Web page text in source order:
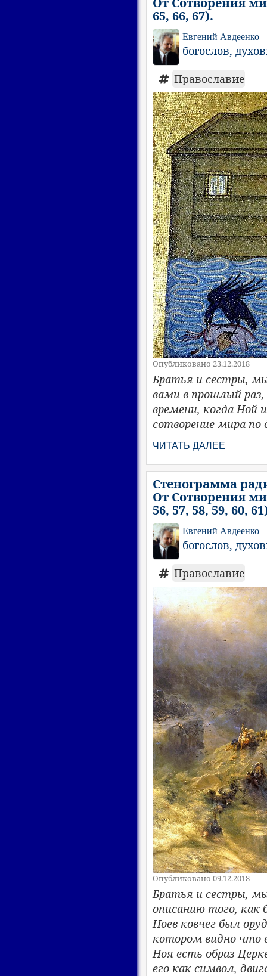
65, 66, 67).
Евгений Авдеенко
богослов,
Православие
Опубликовано 23.12.2018
Братья и сестры,
вами в прошлый раз,
времени, когда Ной
сотворение мира по
ЧИТАТЬ ДАЛЕЕ
Стенограмма
От Сотворения
56, 57, 58, 59, 60,
Евгений Авдеенко
богослов,
Православие
Опубликовано 09.12.2018
Братья и сестры,
описанию того, как
Ноев ковчег был
котором видно что
Ноя есть образ
его как символ,